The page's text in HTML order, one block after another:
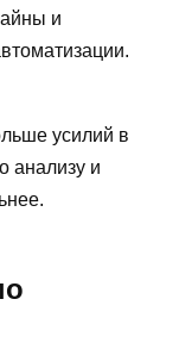
и
усилий в
анализу и